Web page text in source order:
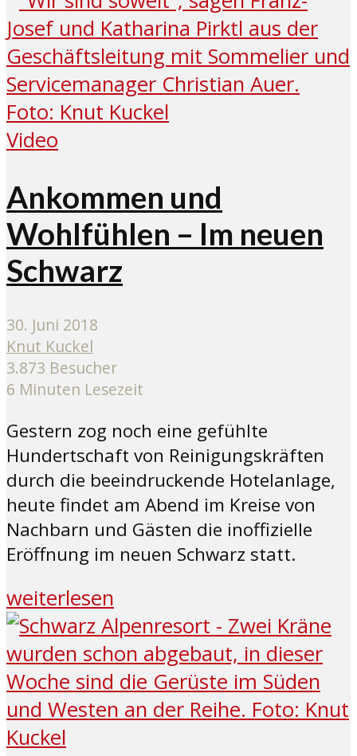
Video
Ankommen und
Wohlfühlen – Im neuen
Schwarz
30. Juni 2018
Knut Kuckel
3.873 Besucher
6 Minuten Lesezeit
Gestern zog noch eine gefühlte
Hundertschaft von Reinigungskräften
durch die beeindruckende Hotelanlage,
heute findet am Abend im Kreise von
Nachbarn und Gästen die inoffizielle
Eröffnung im neuen Schwarz statt.
weiterlesen